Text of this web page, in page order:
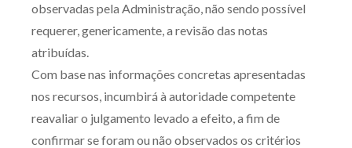
observadas pela Administração, não sendo possível
requerer, genericamente, a revisão das notas
atribuídas.
Com base nas informações concretas apresentadas
nos recursos, incumbirá à autoridade competente
reavaliar o julgamento levado a efeito, a fim de
confirmar se foram ou não observados os critérios